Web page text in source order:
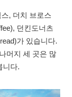
, 더치 브로스
던킨도너츠
가 있습니다.
머지 세 곳은 많
니다.